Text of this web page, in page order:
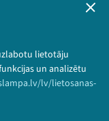
lietotāju
un analizētu
lv/lietosanas-
tiesības